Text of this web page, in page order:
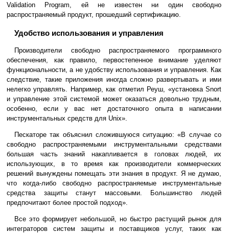
Validation Program, ей не известен ни один свободно
распространяемый продукт, прошедший сертификацию.
Удобство использования и управления
Производители свободно распространяемого программного
обеспечения, как правило, первостепенное внимание уделяют
функциональности, а не удобству использования и управления. Как
следствие, такие приложения иногда сложно развертывать и ими
нелегко управлять. Например, как отметил Реуш, «установка Snort
и управление этой системой может оказаться довольно трудным,
особенно, если у вас нет достаточного опыта в написании
инструментальных средств для Unix».
Пескаторе так объяснил сложившуюся ситуацию: «В случае со
свободно распространяемыми инструментальными средствами
большая часть знаний накапливается в головах людей, их
использующих, в то время как производители коммерческих
решений вынуждены помещать эти знания в продукт. Я не думаю,
что когда-либо свободно распространяемые инструментальные
средства защиты станут массовыми. Большинство людей
предпочитают более простой подход».
Все это формирует небольшой, но быстро растущий рынок для
интеграторов систем защиты и поставщиков услуг, таких как